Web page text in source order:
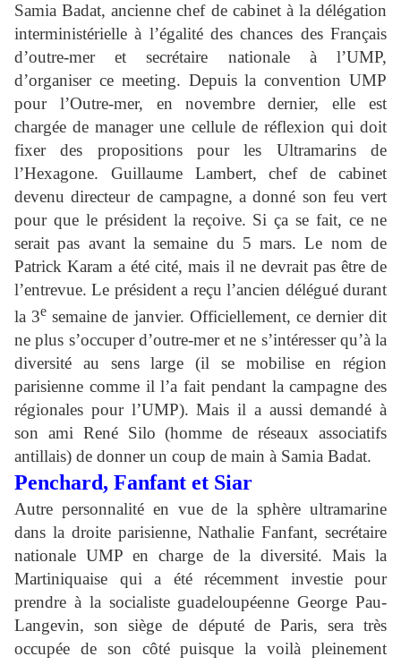
Samia Badat, ancienne chef de cabinet à la délégation
interministérielle à l’égalité des chances des Français
d’outre-mer et secrétaire nationale à l’UMP,
d’organiser ce meeting. Depuis la convention UMP
pour l’Outre-mer, en novembre dernier, elle est
chargée de manager une cellule de réflexion qui doit
fixer des propositions pour les Ultramarins de
l’Hexagone. Guillaume Lambert, chef de cabinet
devenu directeur de campagne, a donné son feu vert
pour que le président la reçoive. Si ça se fait, ce ne
serait pas avant la semaine du 5 mars. Le nom de
Patrick Karam a été cité, mais il ne devrait pas être de
l’entrevue. Le président a reçu l’ancien délégué durant
la 3e semaine de janvier. Officiellement, ce dernier dit
ne plus s’occuper d’outre-mer et ne s’intéresser qu’à la
diversité au sens large (il se mobilise en région
parisienne comme il l’a fait pendant la campagne des
régionales pour l’UMP). Mais il a aussi demandé à
son ami René Silo (homme de réseaux associatifs
antillais) de donner un coup de main à Samia Badat.
Penchard, Fanfant et Siar
Autre personnalité en vue de la sphère ultramarine
dans la droite parisienne, Nathalie Fanfant, secrétaire
nationale UMP en charge de la diversité. Mais la
Martiniquaise qui a été récemment investie pour
prendre à la socialiste guadeloupéenne George Pau-
Langevin, son siège de député de Paris, sera très
occupée de son côté puisque la voilà pleinement